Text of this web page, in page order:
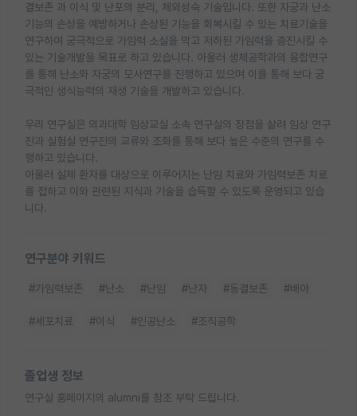
결보존 과 이식 및 난포의 분리, 체외성숙 기술입니다. 또한 자궁과 난소
기능의 손상을 예방하거나 손상된 기능을 회복시킬 수 있는 치료기술을
연구하여 궁극적으로 가임력 소실을 막고 저하된 가임력을 증진시킬 수
있는 기술개발을 목표로 하고 있습니다. 아울러 생체공학과의 융합연구
를 통해 난소와 자궁의 모사연구를 진행하고 있으며 이를 통해 보다 궁
극적인 생식능력의 재생 기술을 개발하고 있습니다.
우리 연구실은 의과대학 임상교실 소속 연구실의 장점을 살려 임상 연구
진과 실험실 연구진의 교류와 조화를 통해 보다 높은 수준의 연구를 수
행하고 있습니다.
아울러 실제 환자를 대상으로 이루어지는 난임 치료와 가임력보존 치료
를 접하고 이와 관련된 지식과 기술을 습득할 수 있도록 운영되고 있습
니다.
연구분야 키워드
#가임력보존 #난소 #난임 #난자 #동결보존 #배아
#세포치료 #이식 #인공난소 #조직공학
졸업생 정보
연구실 홈페이지의 alumni를 참조 부탁 드립니다.